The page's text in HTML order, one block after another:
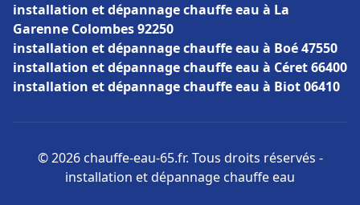
installation et dépannage chauffe eau à La
Garenne Colombes 92250
installation et dépannage chauffe eau à Boé 47550
installation et dépannage chauffe eau à Céret 66400
installation et dépannage chauffe eau à Biot 06410
© 2026 chauffe-eau-65.fr. Tous droits réservés -
installation et dépannage chauffe eau